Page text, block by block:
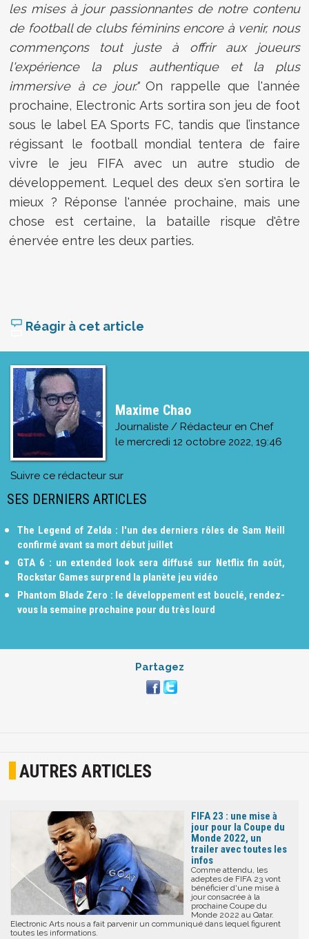
les mises à jour passionnantes de notre contenu
de football de clubs féminins encore à venir, nous
commençons tout juste à offrir aux joueurs
l'expérience la plus authentique et la plus
immersive à ce jour."On rappelle que l'année
prochaine, Electronic Arts sortira son jeu de foot
sous le label EA Sports FC, tandis que l’instance
régissant le football mondial tentera de faire
vivre le jeu FIFA avec un autre studio de
développement. Lequel des deux s'en sortira le
mieux ? Réponse l'année prochaine, mais une
chose est certaine, la bataille risque d'être
énervée entre les deux parties.
Réagir à cet article
Maxime Chao
Journaliste / Rédacteur en Chef
le mercredi 12 octobre 2022, 19:46
Suivre ce rédacteur sur
SES DERNIERS ARTICLES
The Legend of Zelda : l'un des derniers rôles de Sam Neill
confirmé avant sa mort début juillet
GTA 6 : un extended look sera diffusé sur Netflix fin août,
Rockstar Games surprend la planète jeu vidéo
Phantom Blade Zero : le développement est bouclé, rendez-
vous la semaine prochaine pour du très lourd
Partagez
AUTRES ARTICLES
FIFA 23 : une mise à
jour pour la Coupe du
Monde 2022, un
trailer avec toutes les
infos
Comme attendu, les
adeptes de FIFA 23 vont
bénéficier d'une mise à
jour consacrée à la
prochaine Coupe du
Monde 2022 au Qatar.
Electronic Arts nous a fait parvenir un communiqué dans lequel figurent
toutes les informations.